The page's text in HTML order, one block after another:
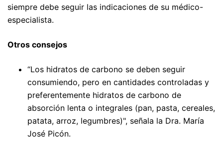
siempre debe seguir las indicaciones de su médico-
especialista.
Otros consejos
“Los hidratos de carbono se deben seguir
consumiendo, pero en cantidades controladas y
preferentemente hidratos de carbono de
absorción lenta o integrales (pan, pasta, cereales,
patata, arroz, legumbres)", señala la Dra. María
José Picón.